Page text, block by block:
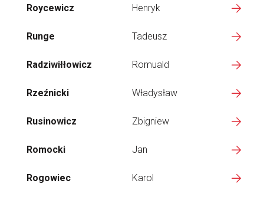
Roycewicz Henryk
Runge Tadeusz
Radziwiłłowicz Romuald
Rzeźnicki Władysław
Rusinowicz Zbigniew
Romocki Jan
Rogowiec Karol